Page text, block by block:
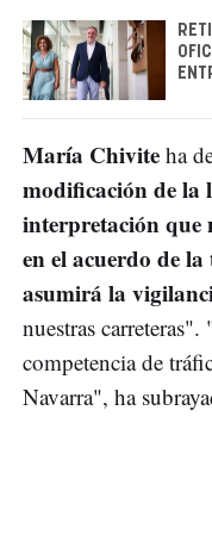
María Chivite ha
modificación de la
interpretación que
en el acuerdo de
asumirá la
nuestras carreteras".
competencia de
Navarra", ha